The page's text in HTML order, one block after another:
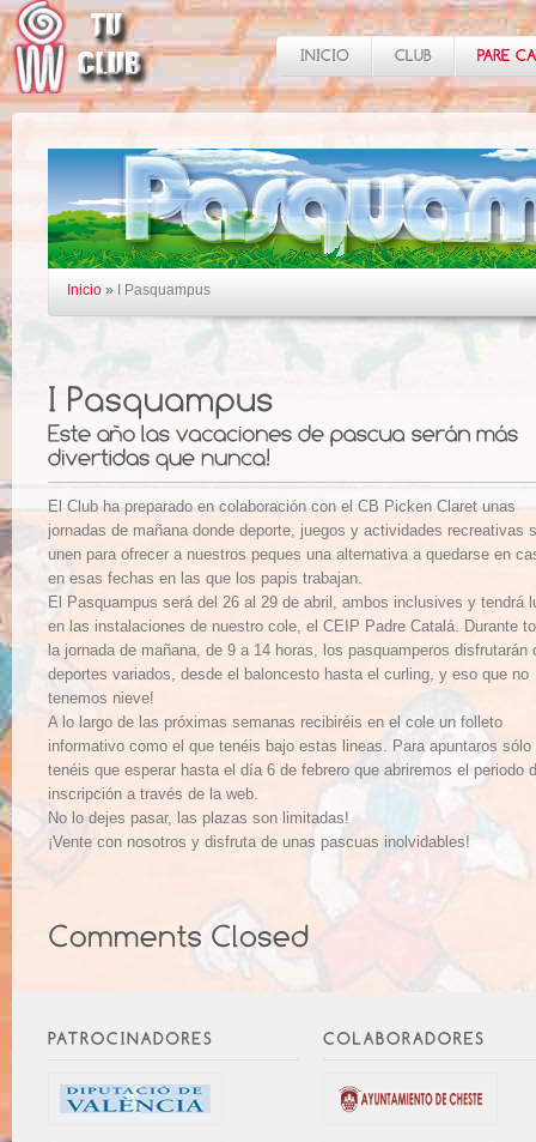
Inicio » I Pasquampus
El Club ha preparado en colaboración con el CB Picken Claret unas
jornadas de mañana donde deporte, juegos y actividades recreativas
unen para ofrecer a nuestros peques una alternativa a quedarse en
en esas fechas en las que los papis trabajan.
El Pasquampus será del 26 al 29 de abril, ambos inclusives y tendrá
en las instalaciones de nuestro cole, el CEIP Padre Catalá. Durante
la jornada de mañana, de 9 a 14 horas, los pasquamperos disfrutarán
deportes variados, desde el baloncesto hasta el curling, y eso que no
tenemos nieve!
A lo largo de las próximas semanas recibiréis en el cole un folleto
informativo como el que tenéis bajo estas lineas. Para apuntaros sólo
tenéis que esperar hasta el día 6 de febrero que abriremos el periodo
inscripción a través de la web.
No lo dejes pasar, las plazas son limitadas!
¡Vente con nosotros y disfruta de unas pascuas inolvidables!